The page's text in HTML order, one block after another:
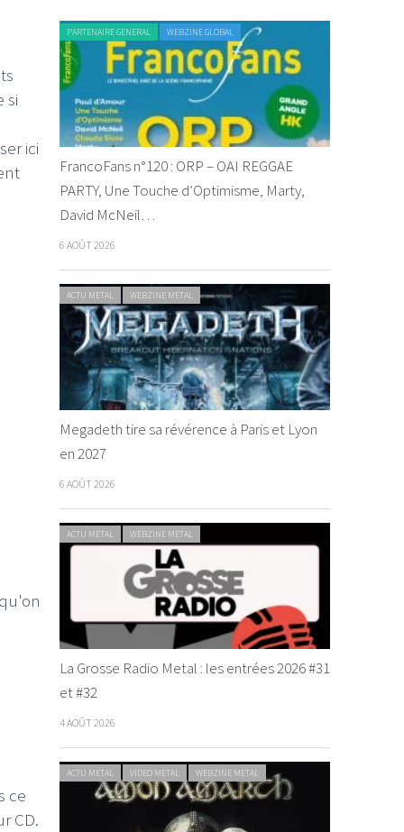
si
ici
ce
CD.
PARTENAIRE GENERAL WEBZINE GLOBAL
FrancoFans n°120 : ORP – OAI REGGAE
PARTY, Une Touche d’Optimisme, Marty,
David McNeil…
6 AOÛT 2026
ACTU METAL WEBZINE METAL
Megadeth tire sa révérence à Paris et Lyon
en 2027
6 AOÛT 2026
ACTU METAL WEBZINE METAL
La Grosse Radio Metal : les entrées 2026 #31
et #32
4 AOÛT 2026
ACTU METAL VIDEO METAL WEBZINE METAL